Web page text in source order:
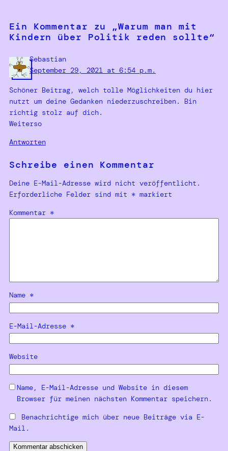
Ein Kommentar zu „Warum man mit
Kindern über Politik reden sollte“
Sebastian
September 29, 2021 at 6:54 p.m.
Schöner Beitrag, welch tolle Möglichkeiten du hier
nutzt um deine Gedanken niederzuschreiben. Bin
richtig stolz auf dich.
Weiterso
Antworten
Schreibe einen Kommentar
Deine E-Mail-Adresse wird nicht veröffentlicht.
Erforderliche Felder sind mit * markiert
Kommentar *
Name *
E-Mail-Adresse *
Website
Name, E-Mail-Adresse und Website in diesem
Browser für meinen nächsten Kommentar speichern.
Benachrichtige mich über neue Beiträge via E-
Mail.